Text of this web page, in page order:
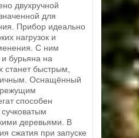
двухручной
для
Прибор идеально
нагрузок и
С ним
бурьяна на
быстрым,
Оснащённый
способен
деревьями. В
сжатия при запуске